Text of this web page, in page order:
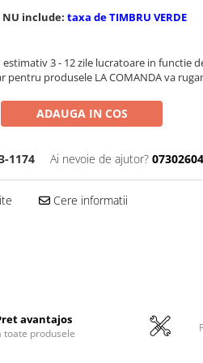
include: taxa de TIMBRU VERDE
estimativ 3 - 12 zile lucratoare in functie
pentru produsele LA COMANDA va
ADAUGA IN COS
1174 Ai nevoie de ajutor?
Cere informatii
avantajos
toate produsele